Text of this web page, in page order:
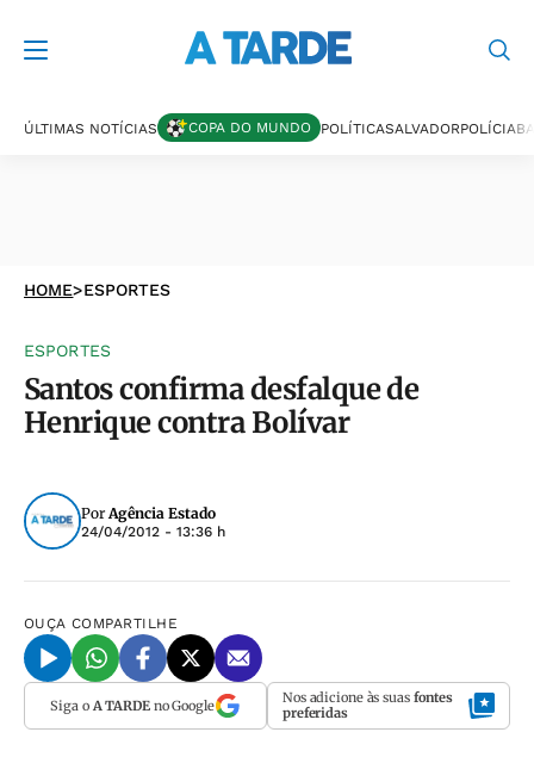
ÚLTIMAS NOTÍCIAS COPA DO MUNDO POLÍTICASALVADORPOLÍCIA
HOME>ESPORTES
ESPORTES
Santos confirma desfalque de
Henrique contra Bolívar
PorAgência Estado
24/04/2012 - 13:36 h
OUÇA COMPARTILHE
Siga o A TARDEno Google Nos adicione às suas fontes
preferidas